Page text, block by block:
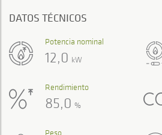
DATOS TÉCNICOS
Potencia nominal
12,0 kW
Rendimiento
85,0 %
Peso